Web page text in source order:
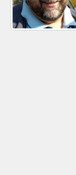
O. JÓZEF OLEKSY SJ